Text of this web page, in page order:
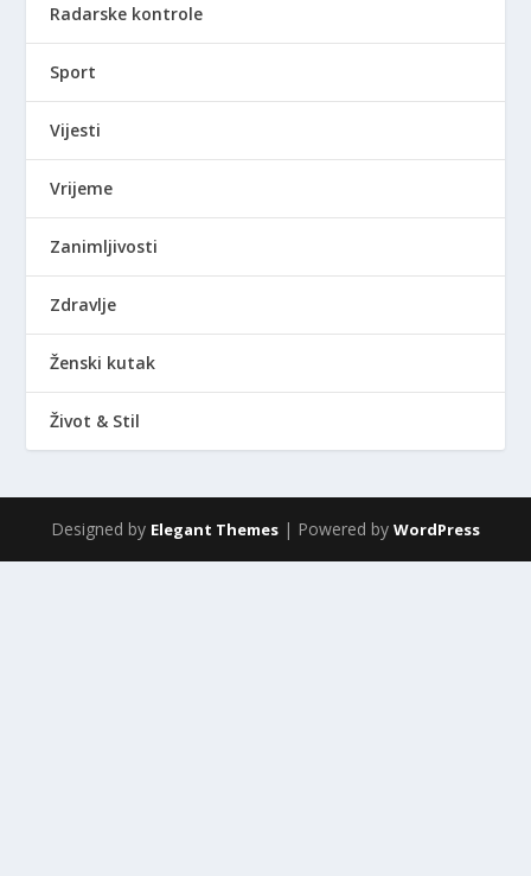
Radarske kontrole
Sport
Vijesti
Vrijeme
Zanimljivosti
Zdravlje
Ženski kutak
Život & Stil
Designed by Elegant Themes | Powered by WordPress